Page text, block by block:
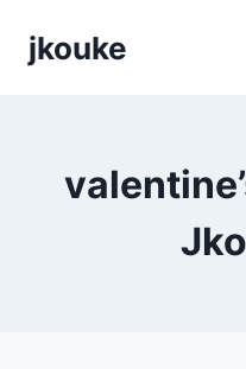
sisältöön
jkouke